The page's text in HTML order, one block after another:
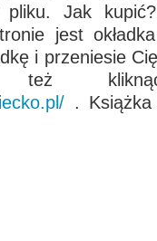
pliku. Jak
jest
i przeniesie
też
.